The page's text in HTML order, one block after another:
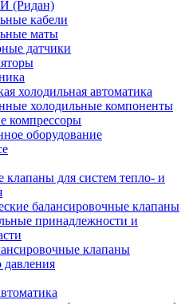
(Ридан)
кабели
маты
датчики
холодильная автоматика
холодильные компоненты
компрессоры
оборудование
клапаны для систем тепло- и
балансировочные клапаны
принадлежности и
клапаны